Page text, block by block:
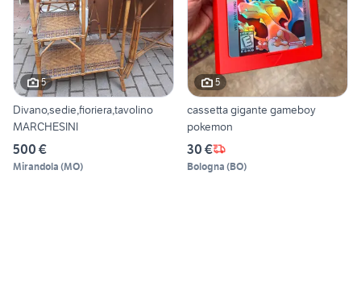
5
Divano,sedie,fioriera,tavolino
MARCHESINI
500 €
Mirandola (MO)
5
cassetta gigante gameboy
pokemon
30 €
Bologna (BO)